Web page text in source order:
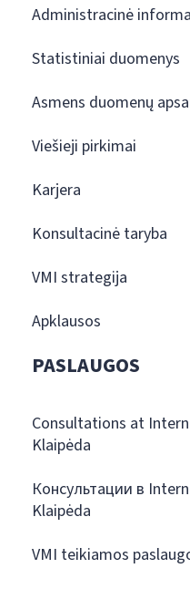
Administracinė
Statistiniai duomenys
Asmens duomenų
Viešieji pirkimai
Karjera
Konsultacinė taryba
VMI strategija
Apklausos
PASLAUGOS
Consultations at
Klaipėda
Консультации в
Klaipėda
VMI teikiamos